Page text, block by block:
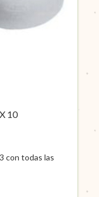
10
con todas las